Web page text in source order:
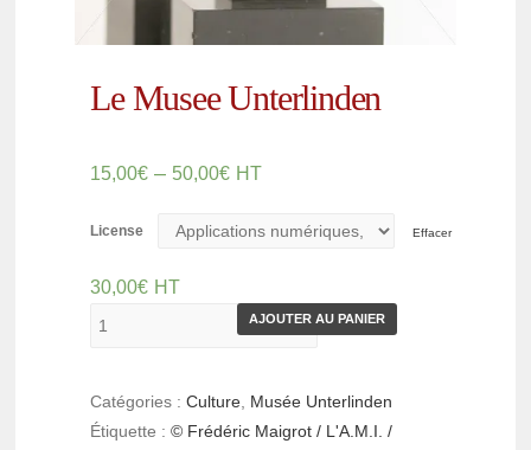
Le Musee Unterlinden
15,00€ – 50,00€ HT
License Effacer
30,00€ HT
AJOUTER AU PANIER
Catégories :Culture Musée Unterlinden
Étiquette :© Frédéric Maigrot / L'A.M.I. /